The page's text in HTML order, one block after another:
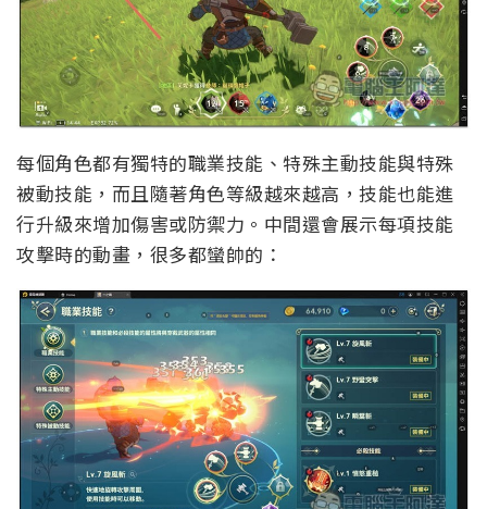
每個角色都有獨特的職業技能、特殊主動技能與特殊
被動技能，而且隨著角色等級越來越高，技能也能進
行升級來增加傷害或防禦力。中間還會展示每項技能
攻擊時的動畫，很多都蠻帥的：